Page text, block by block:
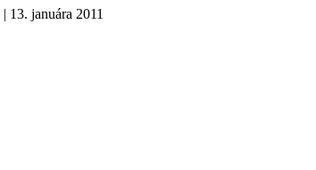
| 13. januára 2011